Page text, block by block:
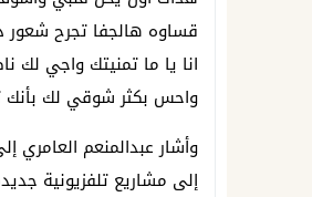
قساوه هالجفا تجرح شعور
انا يا ما تمنيتك واجي لك
واحس بكثر شوقي لك
وأشار عبدالمنعم العامري
إلى مشاريع تلفزيونية